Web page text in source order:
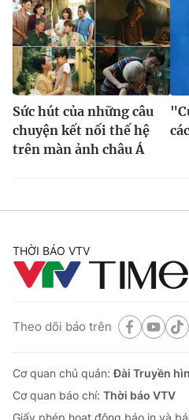
Sức hút của những câu
chuyện kết nối thế hệ
trên màn ảnh châu Á
THỜI BÁO VTV
Theo dõi báo trên
Cơ quan chủ quản:Đài Truyền
Cơ quan báo chí: Thời báo VTV
Giấy phép hoạt động báo in và